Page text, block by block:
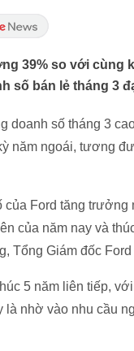
39% so với cùng
số bán lẻ tháng 3
doanh số tháng 3
năm ngoái, tương
của Ford tăng
của năm nay và
Tổng Giám đốc
5 năm liên tiếp,
nhờ vào nhu cầu